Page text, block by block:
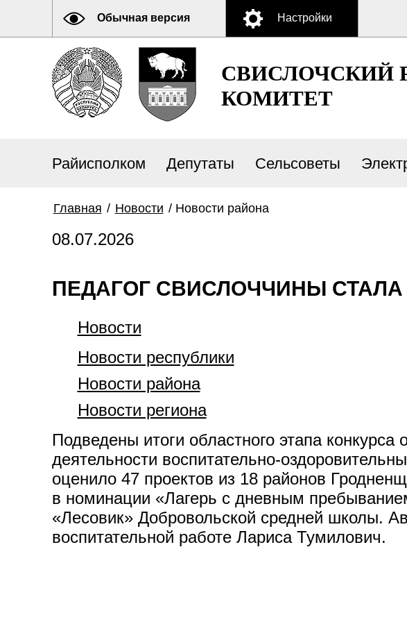
Обычная версия Настройки
СВИСЛОЧСКИЙ
КОМИТЕТ
Райисполком Депутаты Сельсоветы
Главная / Новости / Новости района
08.07.2026
ПЕДАГОГ СВИСЛОЧЧИНЫ
Новости
Новости республики
Новости района
Новости региона
Подведены итоги областного этапа
деятельности воспитательно-
оценило 47 проектов из 18 районов
в номинации «Лагерь с дневным
«Лесовик» Добровольской средней школы.
воспитательной работе Лариса Тумилович.